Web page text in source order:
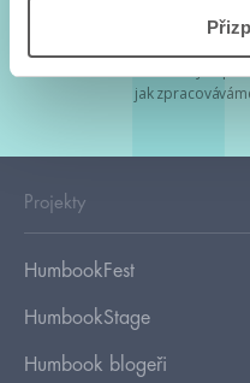
Tvá e-mailová adresa je u
jak
Projekty
HumbookFest
HumbookStage
Humbook blogeři